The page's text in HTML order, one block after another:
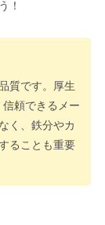
！
質です。厚生
頼できるメー
く、鉄分やカ
ることも重要